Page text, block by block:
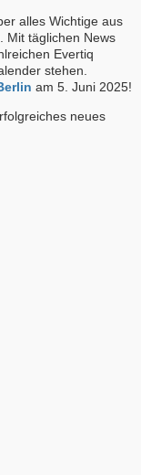
alles Wichtige aus
Mit täglichen News
Evertiq
stehen.
am 5. Juni 2025!
neues